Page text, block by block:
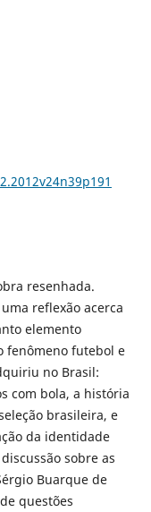
resenhada.
reflexão acerca
elemento
fenômeno futebol e
no Brasil:
com bola, a história
brasileira, e
da identidade
sobre as
Buarque de
questões